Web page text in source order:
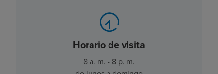
Horario de visita
8 a. m. - 8 p. m.